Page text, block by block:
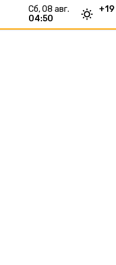
сб, 08 авг.
04:50
+19